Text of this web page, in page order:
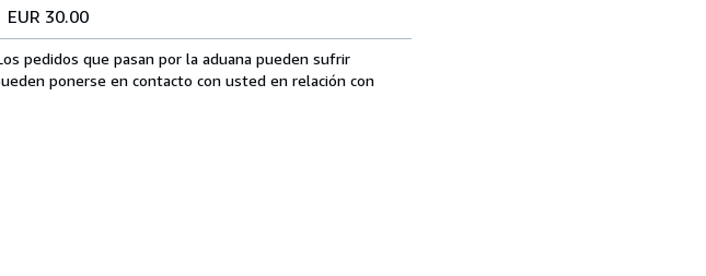
EUR 30.00
pedidos que pasan por la aduana pueden sufrir
ponerse en contacto con usted en relación con